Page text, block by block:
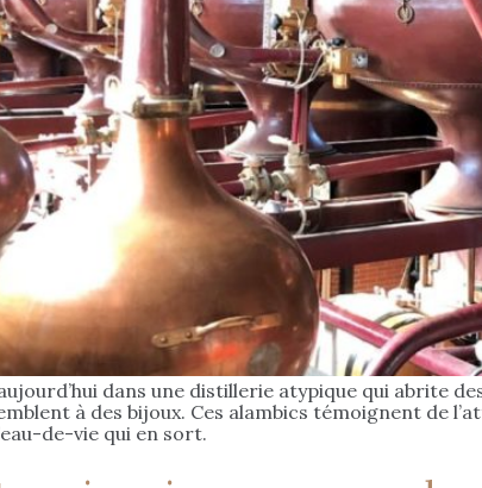
dans une distillerie atypique qui abrite
à des bijoux. Ces alambics témoignent de
de-vie qui en sort.